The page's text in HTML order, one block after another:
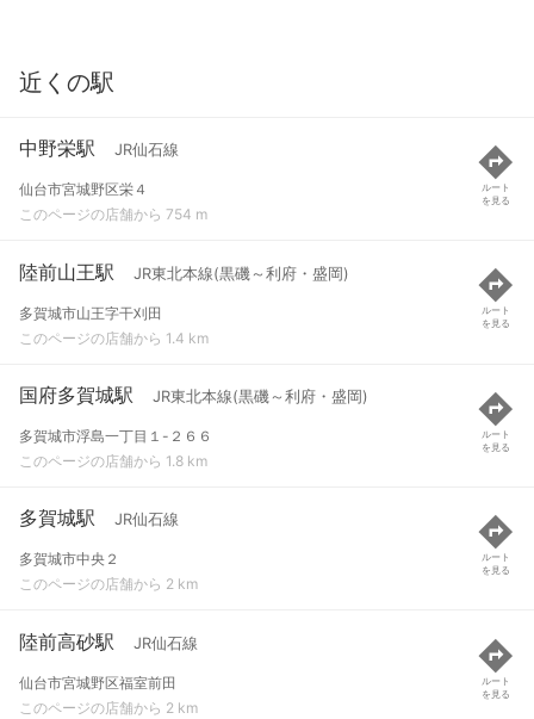
近くの駅
中野栄駅 JR仙石線
仙台市宮城野区栄４
このページの店舗から 754 m
ルート
を見る
陸前山王駅 JR東北本線(黒磯～利府・盛岡)
多賀城市山王字干刈田
このページの店舗から 1.4 km
ルート
を見る
国府多賀城駅 JR東北本線(黒磯～利府・盛岡)
多賀城市浮島一丁目１-２６６
このページの店舗から 1.8 km
ルート
を見る
多賀城駅 JR仙石線
多賀城市中央２
このページの店舗から 2 km
ルート
を見る
陸前高砂駅 JR仙石線
仙台市宮城野区福室前田
このページの店舗から 2 km
ルート
を見る